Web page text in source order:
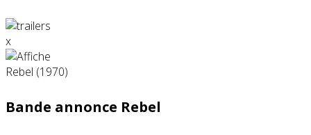
x
Bande annonce Rebel